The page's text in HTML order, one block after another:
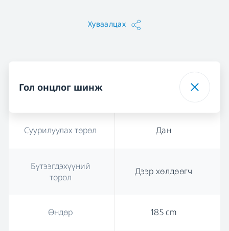
Хуваалцах
Гол онцлог шинж
Суурилуулах төрөл Дан
Бүтээгдэхүүний
төрөл
Дээр хөлдөөгч
Өндөр 185 cm